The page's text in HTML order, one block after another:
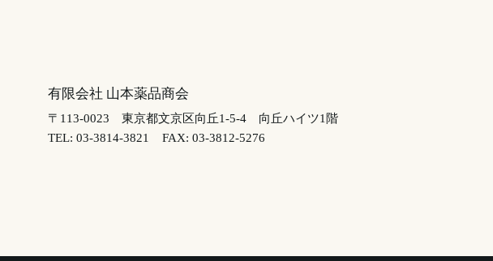
有限会社 山本薬品商会
〒113-0023東京都文京区向丘1-5-4 向丘ハイツ1階
TEL:03-3814-3821 FAX: 03-3812-5276